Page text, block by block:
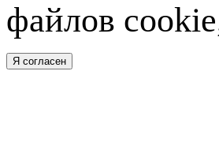
файлов
Я согласен